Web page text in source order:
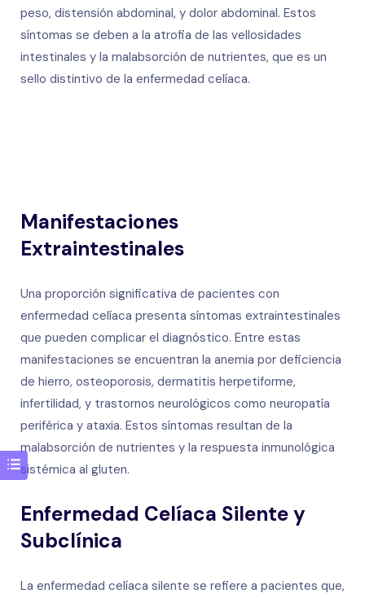
peso, distensión abdominal, y dolor abdominal. Estos
síntomas se deben a la atrofia de las vellosidades
intestinales y la malabsorción de nutrientes, que es un
sello distintivo de la enfermedad celíaca.
Manifestaciones
Extraintestinales
Una proporción significativa de pacientes con
enfermedad celíaca presenta síntomas extraintestinales
que pueden complicar el diagnóstico. Entre estas
manifestaciones se encuentran la anemia por deficiencia
de hierro, osteoporosis, dermatitis herpetiforme,
infertilidad, y trastornos neurológicos como neuropatía
periférica y ataxia. Estos síntomas resultan de la
malabsorción de nutrientes y la respuesta inmunológica
sistémica al gluten.
Enfermedad Celíaca Silente y
Subclínica
La enfermedad celíaca silente se refiere a pacientes que,